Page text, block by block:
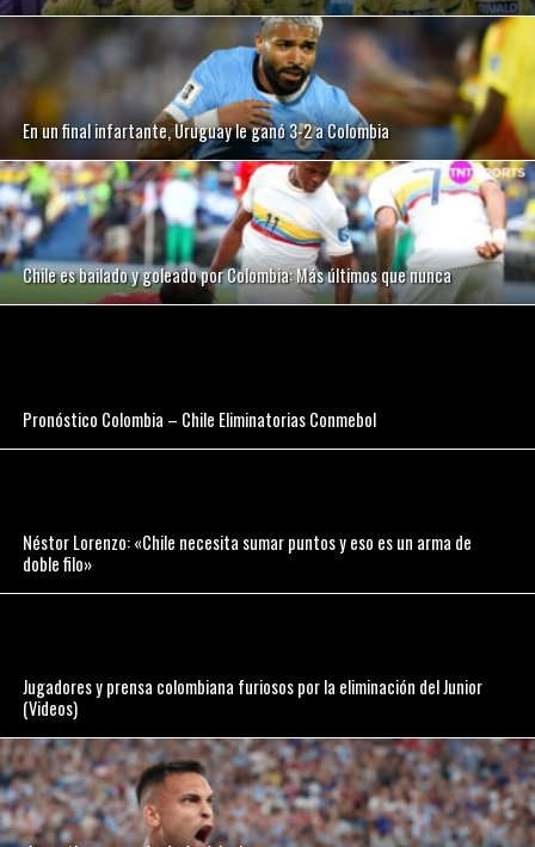
En un final infartante, Uruguay le ganó 3-2 a Colombia
Chile es bailado y goleado por Colombia: Más últimos que nunca
Pronóstico Colombia – Chile Eliminatorias Conmebol
Néstor Lorenzo: «Chile necesita sumar puntos y eso es un arma de
doble filo»
Jugadores y prensa colombiana furiosos por la eliminación del Junior
(Videos)